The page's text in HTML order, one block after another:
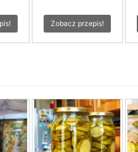
Zobacz przepis!